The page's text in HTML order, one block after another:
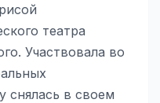
театра
Участвовала во
снялась в своем